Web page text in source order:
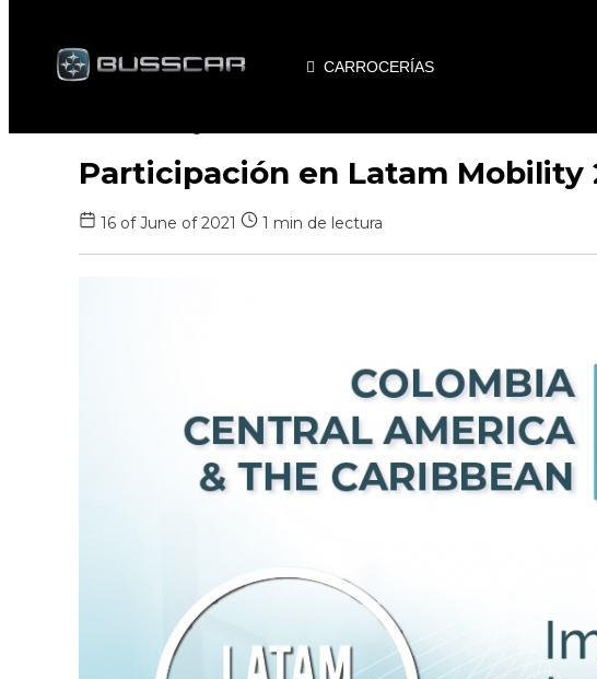
CARROCERÍAS
Participación en Latam Mobility
16 of June of 2021 1 min de lectura